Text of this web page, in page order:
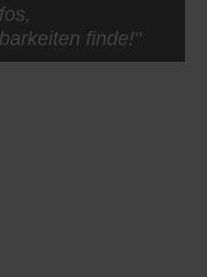
finde!"